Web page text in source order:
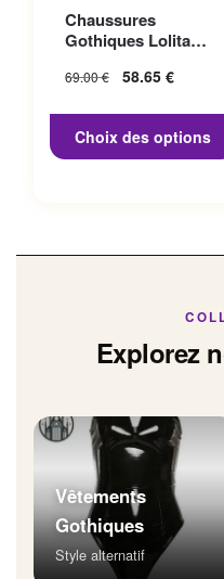
Chaussures
Gothiques Lolita
69.00€
Le prix initial
58.65 €
58.65 €.
Choix des options
variations. Les options
peuvent être choisies sur
page du produit
Explorez
Vêtements
Gothiques
Style alternatif